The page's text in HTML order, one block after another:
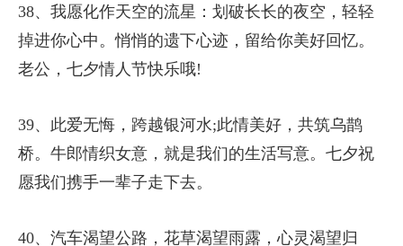
38、我愿化作天空的流星：划破长长的夜空，轻轻
掉进你心中。悄悄的遗下心迹，留给你美好回忆。
老公，七夕情人节快乐哦!
39、此爱无悔，跨越银河水;此情美好，共筑乌鹊
桥。牛郎情织女意，就是我们的生活写意。七夕祝
愿我们携手一辈子走下去。
40、汽车渴望公路，花草渴望雨露，心灵渴望归